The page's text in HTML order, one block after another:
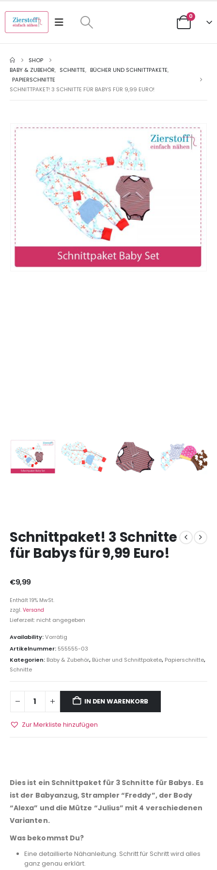
0
SHOP
BABY & ZUBEHÖR, SCHNITTE, BÜCHER UND SCHNITTPAKETE,
PAPIERSCHNITTE
SCHNITTPAKET! 3 SCHNITTE FÜR BABYS FÜR 9,99 EURO!
Schnittpaket! 3 Schnitte
für Babys für 9,99 Euro!
€9,99
Enthält 19% MwSt.
zzgl. Versand
Lieferzeit: nicht angegeben
Availability:Vorrätig
Artikelnummer: 555555-03
Kategorien: Baby & Zubehör, Bücher und Schnittpakete, Papierschnitte,
Schnitte
IN DEN WARENKORB
Zur Merkliste hinzufügen
Dies ist ein Schnittpaket für 3 Schnitte für Babys. Es
ist der Babyanzug, Strampler “Freddy”, der Body
“Alexa” und die Mütze “Julius” mit 4 verschiedenen
Varianten.
Was bekommst Du?
Eine detaillierte Nähanleitung. Schritt für Schritt wird alles
ganz genau erklärt.